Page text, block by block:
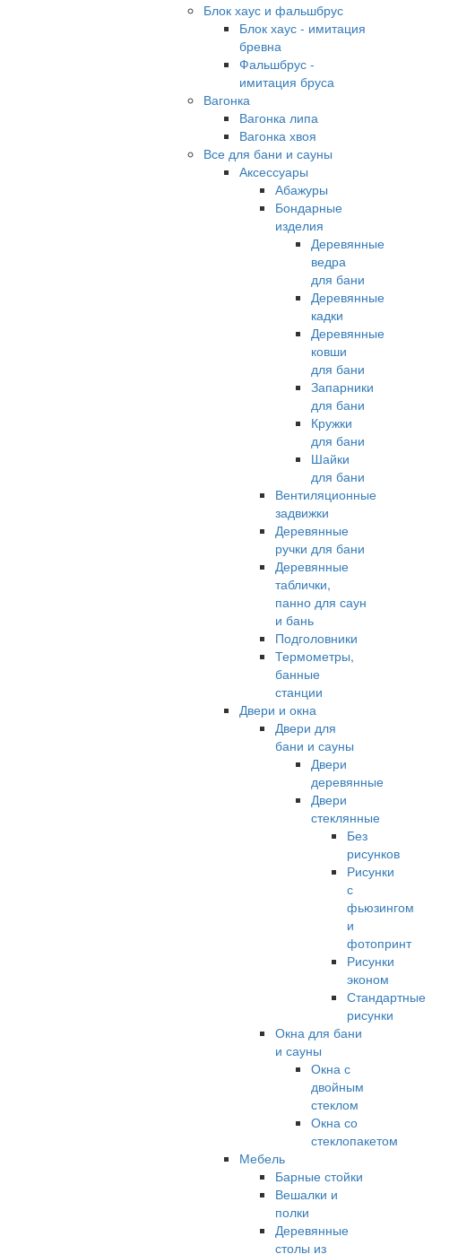
Блок хаус и фальшбрус
Блок хаус - имитация
бревна
Фальшбрус -
имитация бруса
Вагонка
Вагонка липа
Вагонка хвоя
Все для бани и сауны
Аксессуары
Абажуры
Бондарные
изделия
Деревянные
ведра
для бани
Деревянные
кадки
Деревянные
ковши
для бани
Запарники
для бани
Кружки
для бани
Шайки
для бани
Вентиляционные
задвижки
Деревянные
ручки для бани
Деревянные
таблички,
панно для саун
и бань
Подголовники
Термометры,
банные
станции
Двери и окна
Двери для
бани и сауны
Двери
деревянные
Двери
стеклянные
Без
рисунков
Рисунки
с
фьюзингом
и
фотопринт
Рисунки
эконом
Стандартные
рисунки
Окна для бани
и сауны
Окна с
двойным
стеклом
Окна со
стеклопакетом
Мебель
Барные стойки
Вешалки и
полки
Деревянные
столы из